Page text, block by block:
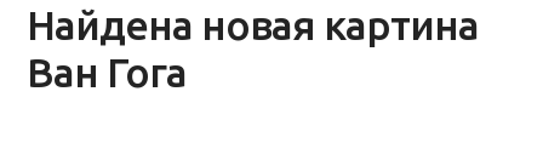
Найдена новая картина
Ван Гога